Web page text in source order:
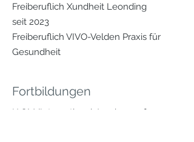
Freiberuflich Xundheit Leonding
seit 2023
Freiberuflich VIVO-Velden Praxis für
Gesundheit
IAOM (International Academy of
Fortbildungen